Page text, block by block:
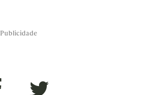
Publicidade